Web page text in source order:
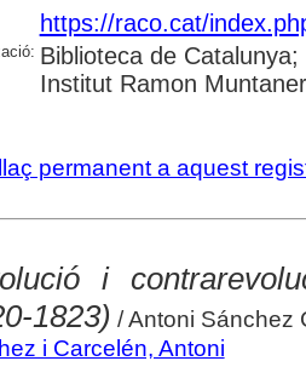
https://raco.cat/
Biblioteca de
Institut Ramon
permanent a aquest
i
1823) / Antoni Sánchez
i Carcelén, Antoni